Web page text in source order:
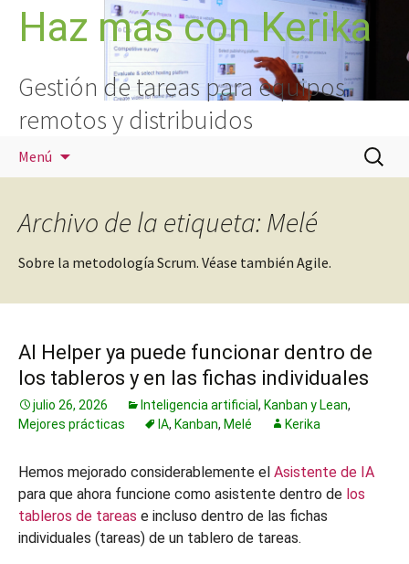
SaltarHaz más con Kerika
Gestión de tareas para equipos
remotos y distribuidos
Menú
Buscar:
Archivo de la etiqueta: Melé
Sobre la metodología Scrum. Véase también Agile.
AI Helper ya puede funcionar dentro de
los tableros y en las fichas individuales
julio 26, 2026 Inteligencia artificial , Kanban y Lean,
Mejores prácticas
IA, Kanban, Melé Kerika
Hemos mejorado considerablemente el Asistente de IA
para que ahora funcione como asistente dentro de los
tableros de tareas e incluso dentro de las fichas
individuales (tareas) de un tablero de tareas.